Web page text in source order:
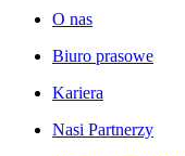
O nas
Biuro prasowe
Kariera
Nasi Partnerzy